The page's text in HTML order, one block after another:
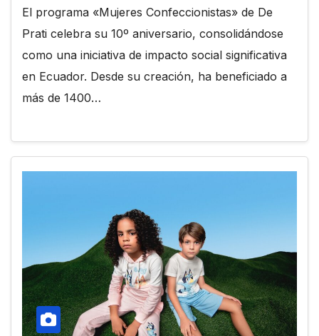
El programa «Mujeres Confeccionistas» de De
Prati celebra su 10º aniversario, consolidándose
como una iniciativa de impacto social significativa
en Ecuador. Desde su creación, ha beneficiado a
más de 1400…